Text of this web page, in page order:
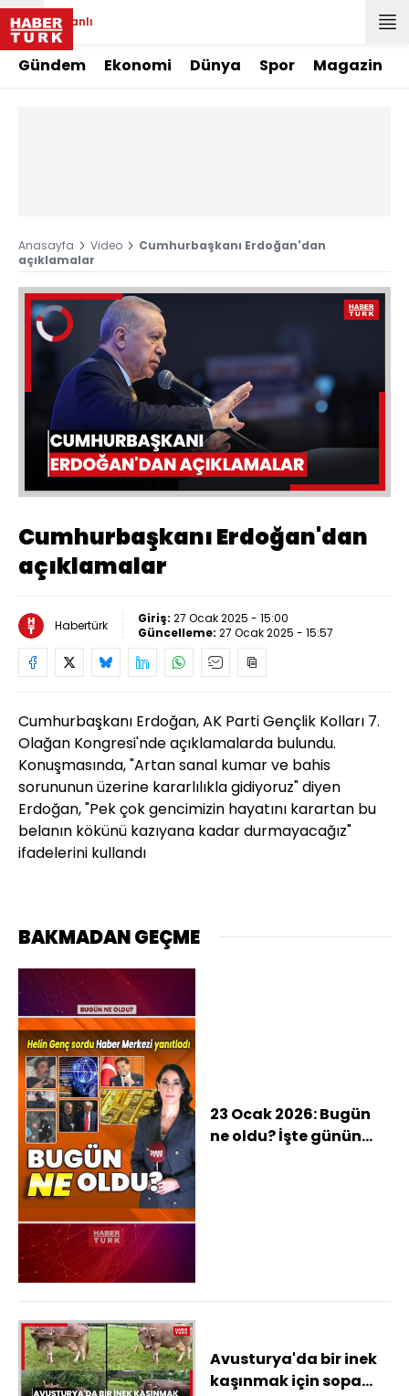
Canlı
Gündem Ekonomi Dünya Spor Magazin
Anasayfa Video
Cumhurbaşkanı Erdoğan'dan
açıklamalar
Video
Oynatıcısı
Sesi
Aç
Yüklendi:
Oynatma
Hızı
Cumhurbaşkanı Erdoğan'dan
açıklamalar
Habertürk Giriş: 27 Ocak 2025 - 15:00
Güncelleme: 27 Ocak 2025 - 15:57
Cumhurbaşkanı Erdoğan, AK Parti Gençlik Kolları 7.
Olağan Kongresi'nde açıklamalarda bulundu.
Konuşmasında, "Artan sanal kumar ve bahis
sorununun üzerine kararlılıkla gidiyoruz" diyen
Erdoğan, "Pek çok gencimizin hayatını karartan bu
belanın kökünü kazıyana kadar durmayacağız"
ifadelerini kullandı
BAKMADAN GEÇME
23 Ocak 2026: Bugün
ne oldu? İşte günün
Avusturya'da bir inek
kaşınmak için sopa